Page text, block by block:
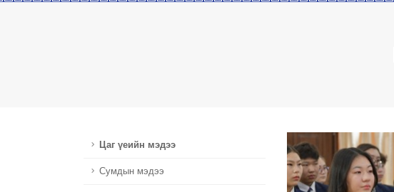
Цаг үеийн мэдээ
Сумдын мэдээ